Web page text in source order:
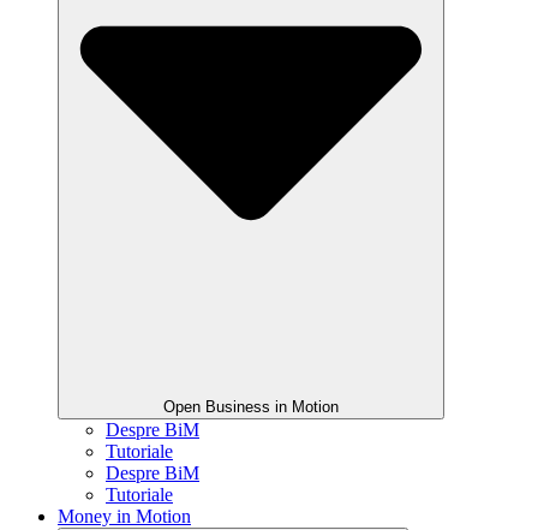
Open Business in Motion
Despre BiM
Tutoriale
Despre BiM
Tutoriale
Money in Motion